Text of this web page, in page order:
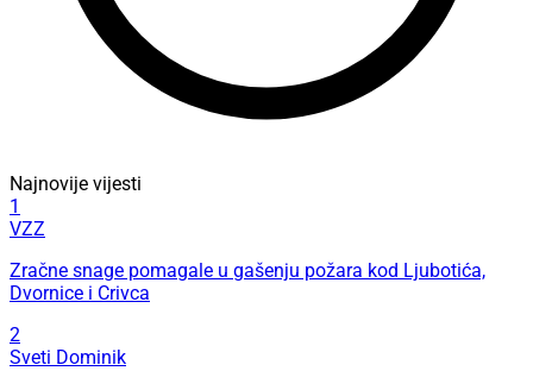
Najnovije vijesti
1
VZZ
Zračne snage pomagale u gašenju požara kod Ljubotića,
Dvornice i Crivca
2
Sveti Dominik